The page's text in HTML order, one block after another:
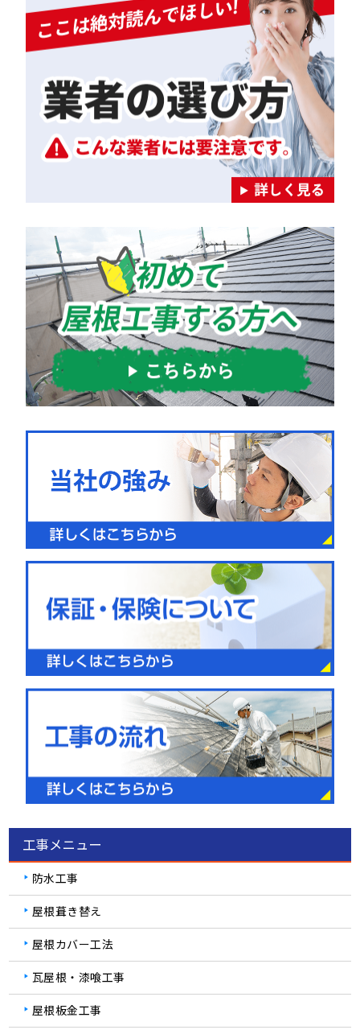
工事メニュー
防水工事
屋根葺き替え
屋根カバー工法
瓦屋根・漆喰工事
屋根板金工事